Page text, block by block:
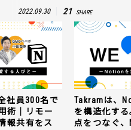
2022.09.30 21 SHARE
社員300名で
術｜リモー
報共有をス
Takramは、
を構造化す
点をつなぐ